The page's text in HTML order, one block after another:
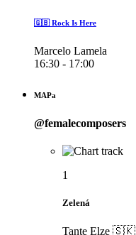
🇬🇧 Rock Is Here
Marcelo Lamela
16:30 - 17:00
MAPa
@femalecomposers
1
Zelená
Tante Elze 🇸🇰